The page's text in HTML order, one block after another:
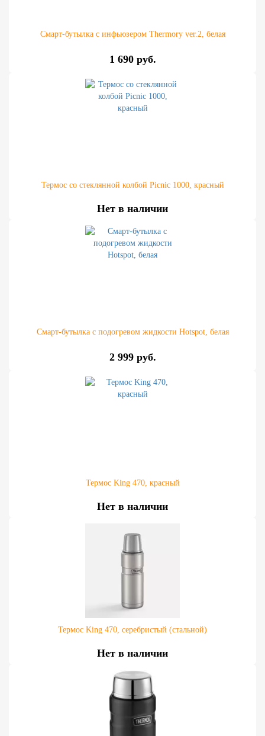
Смарт-бутылка с инфьюзером Thermory ver.2, белая
1 690 руб.
Термос со стеклянной колбой Picnic 1000, красный
Нет в наличии
Смарт-бутылка с подогревом жидкости Hotspot, белая
2 999 руб.
Термос King 470, красный
Нет в наличии
Термос King 470, серебристый (стальной)
Нет в наличии